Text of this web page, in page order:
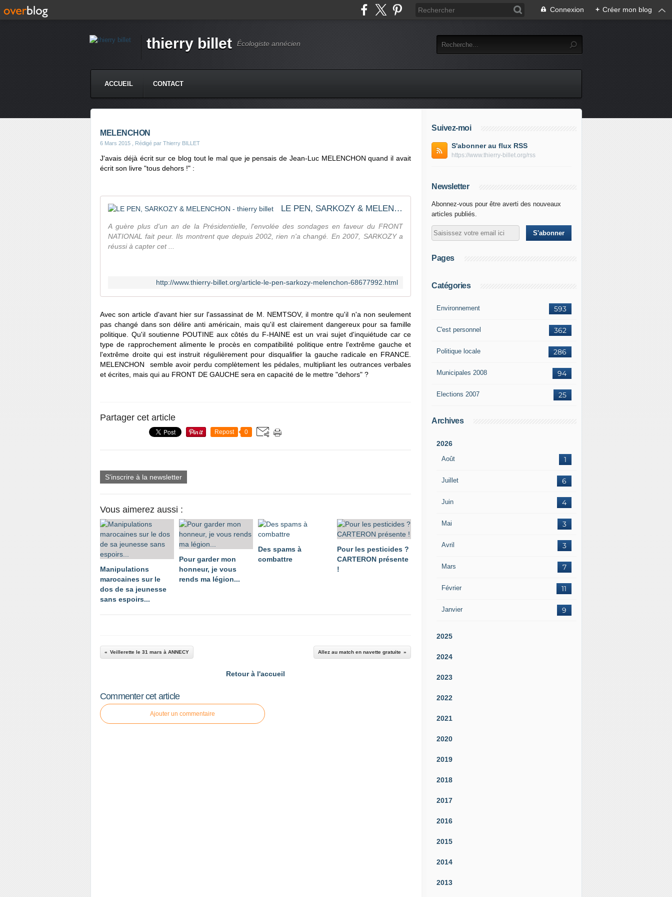
Connexion + Créer mon blog
thierry billet Écologiste annécien
ACCUEIL CONTACT
MELENCHON
6 Mars 2015 , Rédigé par Thierry BILLET
J'avais déjà écrit sur ce blog tout le mal que je pensais de Jean-Luc MELENCHON quand il avait
écrit son livre "tous dehors !" :
LE PEN, SARKOZY & MELENCHON - thierry billet
A guère plus d'un an de la Présidentielle, l'envolée des sondages en faveur du FRONT
NATIONAL fait peur. Ils montrent que depuis 2002, rien n'a changé. En 2007, SARKOZY a
réussi à capter cet ...
http://www.thierry-billet.org/article-le-pen-sarkozy-melenchon-68677992.html
Avec son article d'avant hier sur l'assassinat de M. NEMTSOV, il montre qu'il n'a non seulement
pas changé dans son délire anti américain, mais qu'il est clairement dangereux pour sa famille
politique. Qu'il soutienne POUTINE aux côtés du F-HAINE est un vrai sujet d'inquiétude car ce
type de rapprochement alimente le procès en compatibilité politique entre l'extrême gauche et
l'extrême droite qui est instruit régulièrement pour disqualifier la gauche radicale en FRANCE.
MELENCHON semble avoir perdu complètement les pédales, multipliant les outrances verbales
et écrites, mais qui au FRONT DE GAUCHE sera en capacité de le mettre "dehors" ?
Partager cet article
Repost 0
S'inscrire à la newsletter
Vous aimerez aussi :
Manipulations
marocaines sur le
dos de sa jeunesse
sans espoirs...
Pour garder mon
honneur, je vous
rends ma légion...
Des spams à
combattre
Pour les pesticides ?
CARTERON présente
!
Veillerette le 31 mars à ANNECY Allez au match en navette gratuite
Retour à l'accueil
Commenter cet article
Ajouter un commentaire
Suivez-moi
S'abonner au flux RSS
https://www.thierry-billet.org/rss
Newsletter
Abonnez-vous pour être averti des nouveaux
articles publiés.
Pages
Catégories
593
Environnement
362
C'est personnel
286
Politique locale
94
Municipales 2008
25
Elections 2007
Archives
2026
Août 1
Juillet 6
Juin 4
Mai 3
Avril 3
Mars 7
Février 11
Janvier 9
2025
2024
2023
2022
2021
2020
2019
2018
2017
2016
2015
2014
2013